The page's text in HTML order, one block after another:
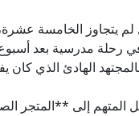
لم يتجاوز الخامسة
رحلة مدرسية بعد أسبوع
الهادئ الذي
المتهم إلى **المتجر